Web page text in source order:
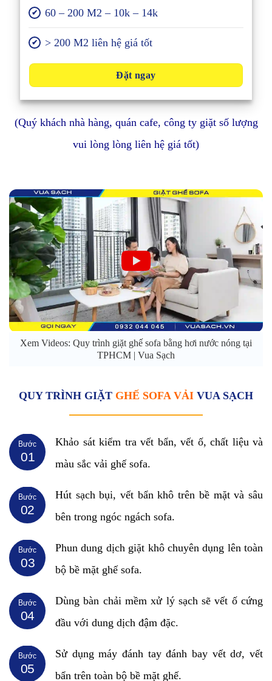
✔ 60 – 200 M2 – 10k – 14k
✔ > 200 M2 liên hệ giá tốt
Đặt ngay
(Quý khách nhà hàng, quán cafe, công ty giặt số lượng
vui lòng lòng liên hệ giá tốt)
Xem Videos: Quy trình giặt ghế sofa bằng hơi nước nóng tại
TPHCM | Vua Sạch
QUY TRÌNH GIẶT GHẾ SOFA VẢI VUA SẠCH
01
Bước
Khảo sát kiểm tra vết bẩn, vết ố, chất liệu và
màu sắc vải ghế sofa.
02
Bước
Hút sạch bụi, vết bẩn khô trên bề mặt và sâu
bên trong ngóc ngách sofa.
03
Bước
Phun dung dịch giặt khô chuyên dụng lên toàn
bộ bề mặt ghế sofa.
04
Bước
Dùng bàn chải mềm xử lý sạch sẽ vết ố cứng
đầu với dung dịch đậm đặc.
05
Bước
Sử dụng máy đánh tay đánh bay vết dơ, vết
bẩn trên toàn bộ bề mặt ghế.